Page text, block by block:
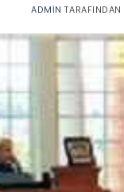
ADMIN TARAFINDAN